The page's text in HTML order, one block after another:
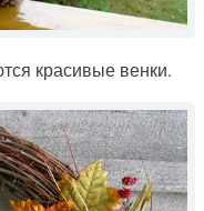
красивые венки.